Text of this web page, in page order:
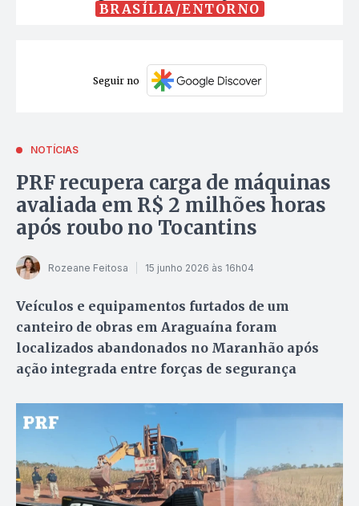
BRASÍLIA/ENTORNO
Seguir no
NOTÍCIAS
PRF recupera carga de máquinas
avaliada em R$ 2 milhões horas
após roubo no Tocantins
Rozeane Feitosa 15 junho 2026 às 16h04
Veículos e equipamentos furtados de um
canteiro de obras em Araguaína foram
localizados abandonados no Maranhão após
ação integrada entre forças de segurança